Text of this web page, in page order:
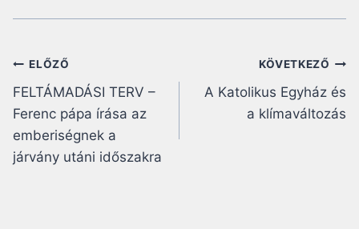
Bejegyzés
navigáció
ELŐZŐ
FELTÁMADÁSI TERV –
Ferenc pápa írása az
emberiségnek a
járvány utáni időszakra
KÖVETKEZŐ
A Katolikus Egyház és
a klímaváltozás